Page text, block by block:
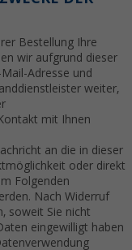
Bestellung Ihre
wir aufgrund dieser
Adresse und
weiter,
mit Ihnen
an die in dieser
oder direkt
Folgenden
Nach Widerruf
soweit Sie nicht
eingewilligt haben